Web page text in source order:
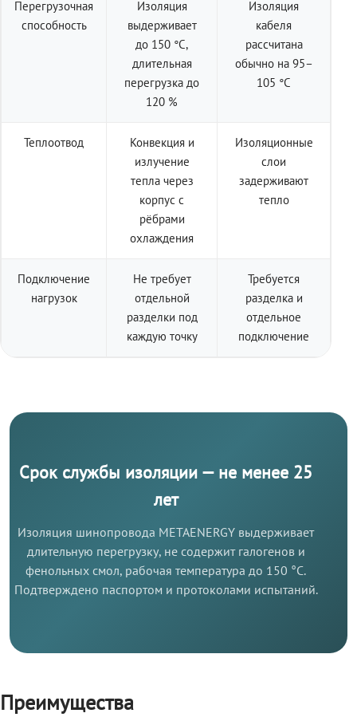
Перегрузочная
способность
Изоляция
выдерживает
до 150 °C,
длительная
перегрузка до
120 %
Изоляция
кабеля
рассчитана
обычно на 95–
105 °C
Теплоотвод
Конвекция и
излучение
тепла через
корпус с
рёбрами
охлаждения
Изоляционные
слои
задерживают
тепло
Подключение
нагрузок
Не требует
отдельной
разделки под
каждую точку
Требуется
разделка и
отдельное
подключение
Срок службы изоляции — не менее 25
лет
Изоляция шинопровода METAENERGY выдерживает
длительную перегрузку, не содержит галогенов и
фенольных смол, рабочая температура до 150 °C.
Подтверждено паспортом и протоколами испытаний.
Преимущества